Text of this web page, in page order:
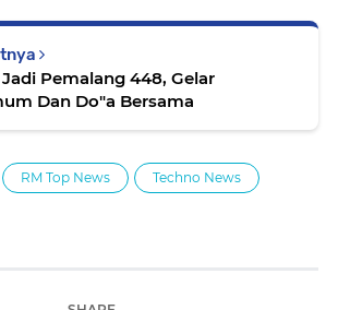
Pemalang 448, Gelar
Dan Do"a Bersama
RM Top News Techno News